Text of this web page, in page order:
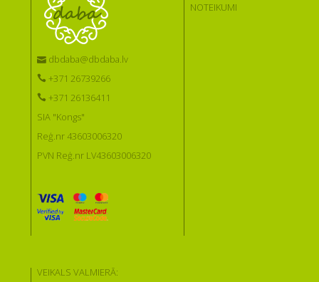
dbdaba@dbdaba.lv
+371 26739266
+371 26136411
SIA "Kongs"
Reģ.nr 43603006320
PVN Reģ.nr LV43603006320
NOTEIKUMI
VEIKALS VALMIERĀ: